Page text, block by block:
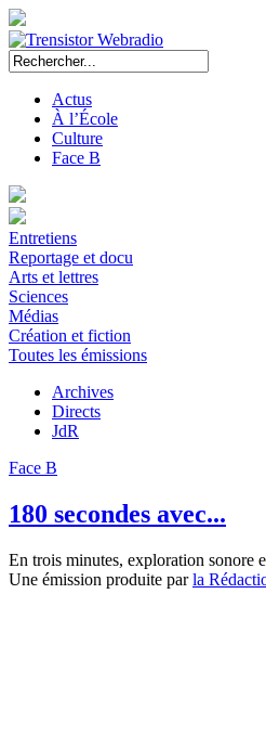
Actus
À l’École
Culture
Face B
Entretiens
Reportage et docu
Arts et lettres
Sciences
Médias
Création et fiction
Toutes les émissions
Archives
Directs
JdR
Face B
180 secondes avec...
En trois minutes, exploration sonore
Une émission produite parla